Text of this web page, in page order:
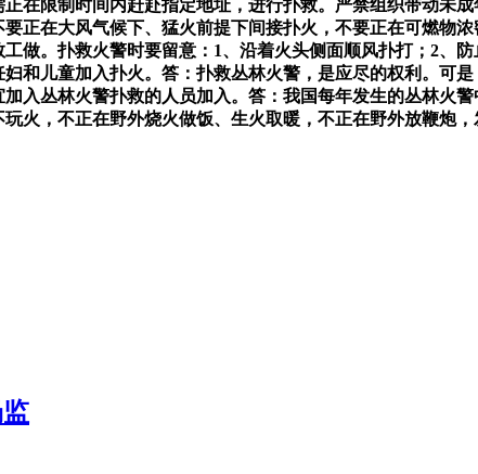
限制时间内赶赴指定地址，进行扑救。严禁组织带动未
正在大风气候下、猛火前提下间接扑火，不要正在可燃物
做。扑救火警时要留意：1、沿着火头侧面顺风扑打；2、
和儿童加入扑火。答：扑救丛林火警，是应尽的权利。可
入丛林火警扑救的人员加入。答：我国每年发生的丛林火
火，不正在野外烧火做饭、生火取暖，不正在野外放鞭炮